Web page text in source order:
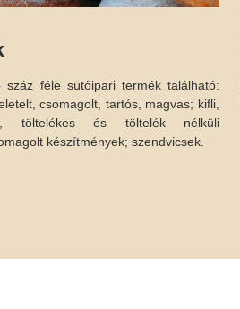
száz féle sütőipari termék található:
csomagolt, tartós, magvas; kifli,
töltelékes és töltelék nélküli
készítmények; szendvicsek.